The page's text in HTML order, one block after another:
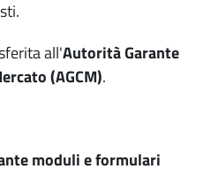
all'Autorità Garante
(AGCM).
moduli e formulari